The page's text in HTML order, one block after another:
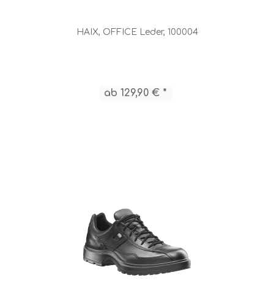
HAIX, OFFICE Leder, 100004
ab 129,90 € *